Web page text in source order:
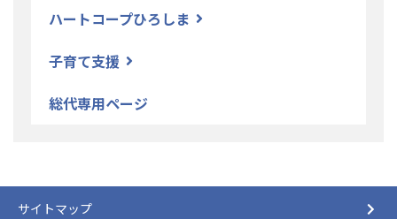
ハートコープひろしま
子育て支援
総代専用ページ
サイトマップ